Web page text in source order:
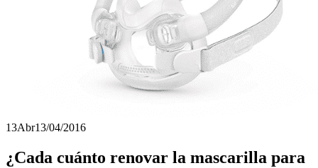
13Abr13/04/2016
¿Cada cuánto renovar la mascarilla para